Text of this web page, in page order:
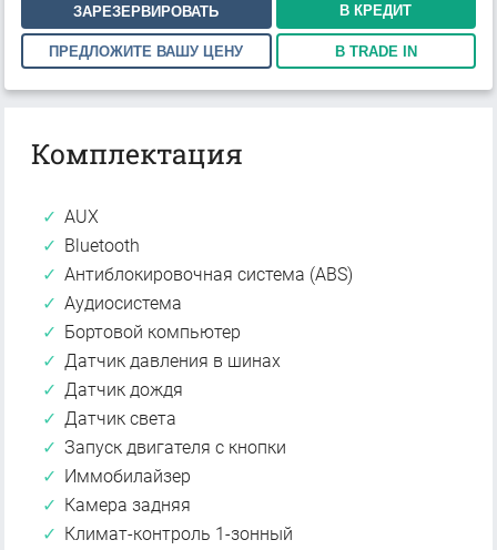
ЗАРЕЗЕРВИРОВАТЬ В КРЕДИТ
ПРЕДЛОЖИТЕ ВАШУ ЦЕНУ В TRADE IN
Комплектация
AUX
Bluetooth
Антиблокировочная система (ABS)
Аудиосистема
Бортовой компьютер
Датчик давления в шинах
Датчик дождя
Датчик света
Запуск двигателя с кнопки
Иммобилайзер
Камера задняя
Климат-контроль 1-зонный